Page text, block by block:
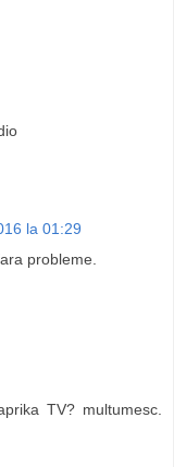
la 01:29
probleme.
TV? multumesc.